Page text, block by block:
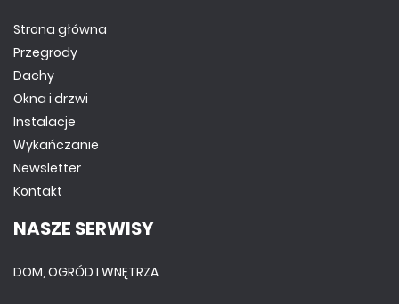
Strona główna
Przegrody
Dachy
Okna i drzwi
Instalacje
Wykańczanie
Newsletter
Kontakt
NASZE SERWISY
DOM, OGRÓD I WNĘTRZA